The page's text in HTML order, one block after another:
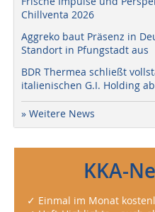
Chillventa 2026
Aggreko baut Präsenz in
Standort in Pfungstadt aus
BDR Thermea schließt
italienischen G.I. Holding ab
» Weitere News
KKA-
✓ Einmal im Monat